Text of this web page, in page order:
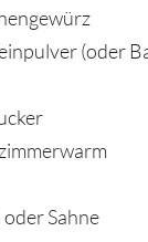
(oder
Sahne